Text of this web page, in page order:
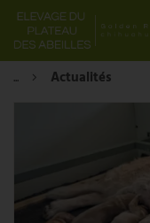
... Actualités